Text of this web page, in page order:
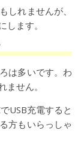
しれませんが、
ます。
は多いです。わ
せん。
USB充電すると
方もいらっしゃ